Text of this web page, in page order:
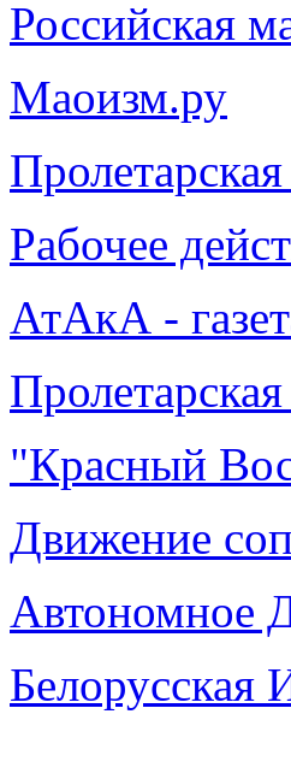
Российская
Маоизм.ру
Рабочее
АтАкА -
Пролетарская
"Красный
Движение
Автономное
Белорусская